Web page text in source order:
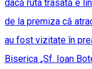
dacă ruta trasată e
de la premiza că
au fost vizitate în
Biserica „Sf. Ioan